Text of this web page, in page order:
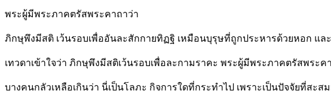
พระผู้มีพระภาคตรัสพระคาถาว่า
ภิกษุพึงมีสติ เว้นรอบเพื่ออันละสักกายทิฏฐิ เหมือนบุรุษที่ถูกประหารด้วยหอก แ
เทวดาเข้าใจว่า ภิกษุพึงมีสติเว้นรอบเพื่อละกามราคะ พระผู้มีพระภาคตรัสพระ
บางคนกลัวเหลือเกินว่า นี่เป็นโลภะ กิจการใดที่กระทำไป เพราะเป็นปัจจัยที่ส